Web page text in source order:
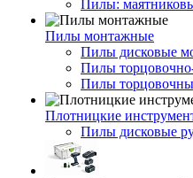
Пилы:
Пилы монтажные
Пилы дисковые
Пилы
Пилы
Плотницкие
Пилы дисковые